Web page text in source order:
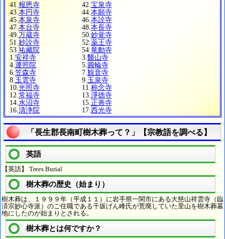
41. 報恩寺 42. 宝泉寺
43. 本円寺 44. 本願寺
45. 本泉寺 46. 本詮寺
47. 本台寺 48. 本長寺
49. 万蔵寺 50. 妙覚寺
51. 妙詮寺 52. 薬王寺
53. 祐藏院 54. 竜動寺
1. 安祥寺 3. 醫山寺
4. 運照院 5. 圓輪寺
6. 笠森寺 7. 観音寺
8. 玉雲寺 9. 玉泉寺
10. 光照寺 11. 称念寺
12. 常福寺 13. 淨徳寺
14. 水沼寺 15. 正善寺
16. 清浄院 17. 西光寺
「長生郡長南町樹木葬って？」【宗教語を調べる】
英語
【英語】 Trees Burial
樹木葬の歴史（始まり）
樹木葬は、１９９９年（平成１１）に岩手県一関市にある大慈山祥雲寺（臨
済宗妙心寺派）のご住職である千坂げん峰氏が荒廃していた里山を樹木葬墓
地にしたのが始まりとされる。
樹木葬とは何ですか？